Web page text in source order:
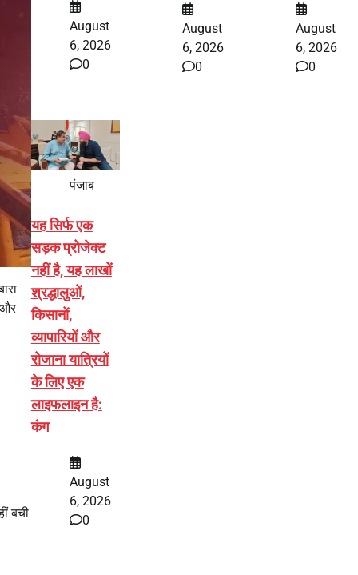
और
बची
August
6, 2026
0
August
6, 2026
0
August
6, 2026
0
पंजाब
यह सिर्फ एक
सड़क प्रोजेक्ट
नहीं है, यह लाखों
श्रद्धालुओं,
किसानों,
व्यापारियों और
रोजाना यात्रियों
के लिए एक
लाइफलाइन है:
कंग
August
6, 2026
0